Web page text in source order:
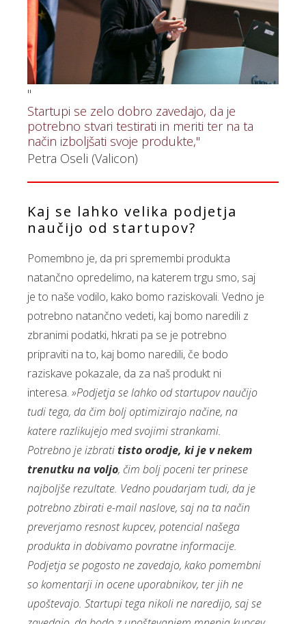
"
Startupi se zelo dobro zavedajo, da je
potrebno stvari testirati in meriti ter na ta
način izboljšati svoje produkte,"
Petra Oseli (Valicon)
Kaj se lahko velika podjetja
naučijo od startupov?
Pomembno je, da pri spremembi produkta
natančno opredelimo, na katerem trgu smo, saj
je to naše vodilo, kako bomo raziskovali. Vedno je
potrebno natančno vedeti, kaj bomo naredili z
zbranimi podatki, hkrati pa se je potrebno
pripraviti na to, kaj bomo naredili, če bodo
raziskave pokazale, da za naš produkt ni
interesa. »Podjetja se lahko od startupov naučijo
tudi tega, da čim bolj optimizirajo načine, na
katere razlikujejo med svojimi strankami.
Potrebno je izbratitisto orodje, ki je v nekem
trenutku na voljo, čim bolj poceni ter prinese
najboljše rezultate. Vedno poudarjam tudi, da je
potrebno zbirati e-mail naslove, saj na ta način
preverjamo resnost kupcev, potencial našega
produkta in dobivamo povratne informacije.
Podjetja se pogosto ne zavedajo, kako pomembni
so komentarji in ocene uporabnikov, ter jih ne
upoštevajo. Startupi tega nikoli ne naredijo, saj se